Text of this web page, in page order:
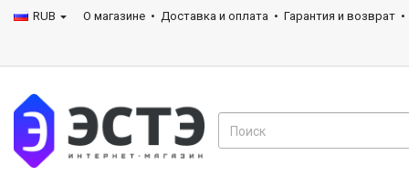
RUB О магазине Доставка и оплата Гарантия и возврат